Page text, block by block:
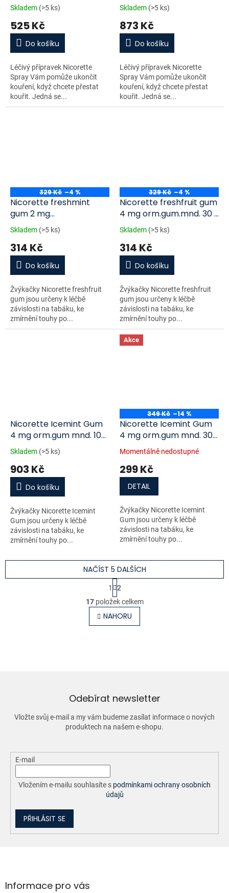
150 mg
Skladem (>5 ks)
525 Kč
Do košíku
Léčivý přípravek Nicorette
Spray Vám pomůže ukončit
kouření, když chcete přestat
kouřit. Jedná se...
ml 150 mg
Skladem (>5 ks)
873 Kč
Do košíku
Léčivý přípravek Nicorette
Spray Vám pomůže ukončit
kouření, když chcete přestat
kouřit. Jedná se...
329 Kč –4 %
Nicorette freshmint
gum 2 mg
orm.gum.mnd. 30 x 2 mg
Skladem (>5 ks)
314 Kč
Do košíku
Žvýkačky Nicorette freshfruit
gum jsou určeny k léčbě
závislosti na tabáku, ke
zmírnění touhy po...
329 Kč –4 %
Nicorette freshfruit gum
4 mg orm.gum.mnd. 30 x
4 mg
Skladem (>5 ks)
314 Kč
Do košíku
Žvýkačky Nicorette freshfruit
gum jsou určeny k léčbě
závislosti na tabáku, ke
zmírnění touhy po...
Nicorette Icemint Gum
4 mg orm.gum mnd. 105
x 4 mg
Skladem (>5 ks)
903 Kč
Do košíku
Žvýkačky Nicorette Icemint
Gum jsou určeny k léčbě
závislosti na tabáku, ke
zmírnění touhy po...
Akce
349 Kč –14 %
Nicorette Icemint Gum
4 mg orm.gum mnd. 30 x
4 mg
Momentálně nedostupné
299 Kč
DETAIL
Žvýkačky Nicorette Icemint
Gum jsou určeny k léčbě
závislosti na tabáku, ke
zmírnění touhy po...
O
v
l
á
v
k
y
v
ý
i
NAČÍST 5 DALŠÍCH
S
t
r
á
n
k
1
2
17položek celkem
NAHORU
Odebírat newsletter
Vložte svůj e-mail a my vám budeme zasílat informace o nových
produktech na našem e-shopu.
E-mail
Vložením e-mailu souhlasíte s podmínkami ochrany osobních
údajů
PŘIHLÁSIT SE
aInformace pro vás